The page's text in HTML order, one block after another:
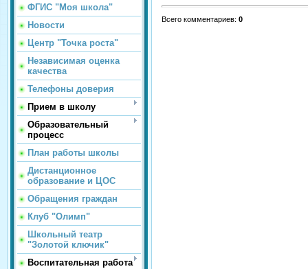
ФГИС "Моя школа"
Новости
Центр "Точка роста"
Независимая оценка
качества
Телефоны доверия
Прием в школу
Образовательный
процесс
План работы школы
Дистанционное
образование и ЦОС
Обращения граждан
Клуб "Олимп"
Школьный театр
"Золотой ключик"
Воспитательная работа
Всего комментариев: 0